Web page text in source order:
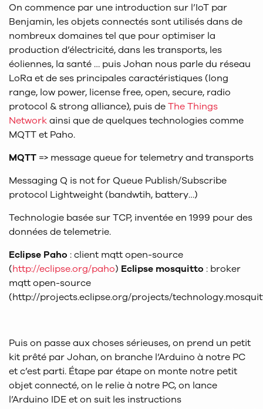
On commence par une introduction sur l’IoT par
Benjamin, les objets connectés sont utilisés dans de
nombreux domaines tel que pour optimiser la
production d’électricité, dans les transports, les
éoliennes, la santé … puis Johan nous parle du réseau
LoRa et de ses principales caractéristiques (long
range, low power, license free, open, secure, radio
protocol & strong alliance), puis deThe Things
Networkainsi que de quelques technologies comme
MQTT et Paho.
MQTT => message queue for telemetry and transports
Messaging Q is not for Queue Publish/Subscribe
protocol Lightweight (bandwtih, battery…)
Technologie basée sur TCP, inventée en 1999 pour des
données de telemetrie.
Eclipse Paho : client mqtt open-source
(http://eclipse.org/paho) Eclipse mosquitto : broker
mqtt open-source
(http://projects.eclipse.org/projects/
Puis on passe aux choses sérieuses, on prend un petit
kit prêté par Johan, on branche l’Arduino à notre PC
et c’est parti. Étape par étape on monte notre petit
objet connecté, on le relie à notre PC, on lance
l’Arduino IDE et on suit les instructions